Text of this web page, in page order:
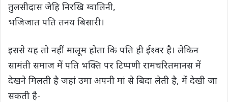
तुलसीदास जेहि निरखि ग्वालिनी,
भजिजात पति तनय बिसारी।
इससे यह तो नहीं मालूम होता कि पति ही ईश्वर है। लेकिन
सामंती समाज में पति भक्ति पर टिप्पणी रामचरितमानस में
देखने मिलती है जहां उमा अपनी मां से बिदा लेती है, में देखी जा
सकती है-